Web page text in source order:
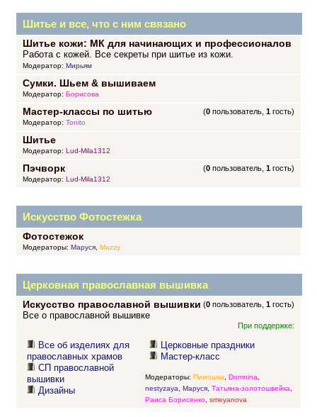
Шитье и все, что с ним связано
Шитье кожи: МК для начинающих и профессионалов
Работа с кожей. Все секреты при шитье из кожи.
Модератор: Мирьям
Сумки. Шьем & вышиваем
Модератор: Борисова
Мастер-классы по шитью (0 пользователь,1 гость)
Модератор: Tonito
Шитье
Модератор: Lud-Mila1312
Пэчворк (0 пользователь,1 гость)
Модератор: Lud-Mila1312
Искусство Фотостежка
Фотостежок
Модераторы: Маруся, Mazzy
Церковная православная вышивка
Искусство православной вышивки (0 пользователь,1 гость)
Все о православной вышивке
При поддержке:
Все об изделиях для
православных храмов
СП православной
вышивки
Дизайны
Церковные праздники
Мастер-класс
Модераторы: Пимошка Domnina
nestyzaya
Маруся, Татьяна-золотошвейка
Раиса Борисенко, smeyanova